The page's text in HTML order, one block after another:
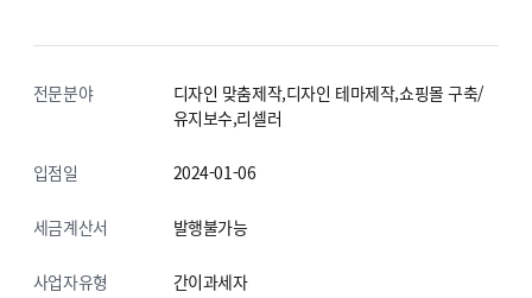
전문분야
디자인 맞춤제작,디자인 테마제작,쇼핑몰 구축/
유지보수,리셀러
입점일 2024-01-06
세금계산서 발행불가능
사업자유형 간이과세자